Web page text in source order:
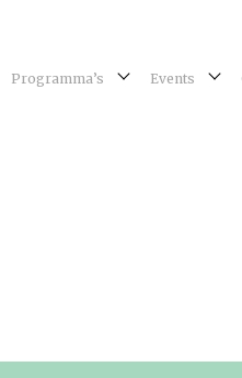
Programma’s Events